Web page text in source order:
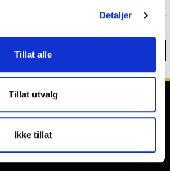
Detaljer
Tillat alle
Tillat utvalg
Ikke tillat
LGX4 440*160*44mm
LGX01-2761-B
4 214,-